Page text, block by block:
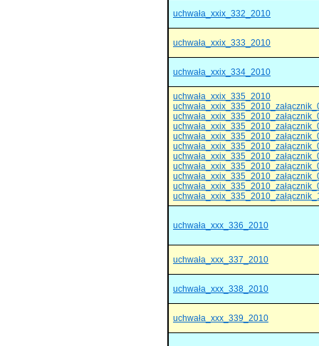
uchwała_xxix_332_2010
uchwała_xxix_333_2010
uchwała_xxix_334_2010
uchwała_xxix_335_2010
uchwała_xxx_336_2010
uchwała_xxx_337_2010
uchwała_xxx_338_2010
uchwała_xxx_339_2010